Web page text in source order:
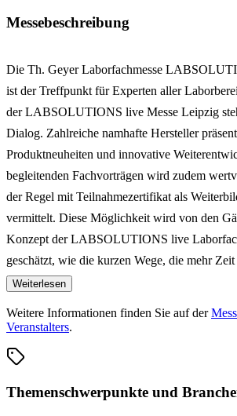
Messebeschreibung
Die Th. Geyer Laborfachmesse
ist der Treffpunkt für Experten aller
der LABSOLUTIONS live Messe Leipzig
Dialog. Zahlreiche namhafte Hersteller
Produktneuheiten und innovative
begleitenden Fachvorträgen wird zudem
der Regel mit Teilnahmezertifikat als
vermittelt. Diese Möglichkeit wird von den
Konzept der LABSOLUTIONS live
geschätzt, wie die kurzen Wege, die mehr
bieten.
Weiterlesen
Weitere Informationen finden Sie auf der
Veranstalters.
Themenschwerpunkte und